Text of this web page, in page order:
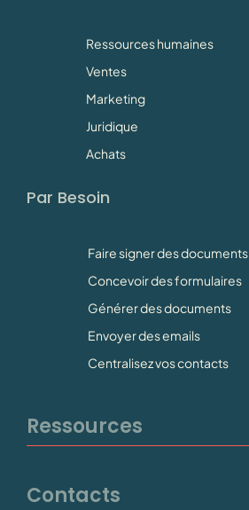
Ressources humaines
Ventes
Marketing
Juridique
Achats
Par Besoin
Faire signer des documents
Concevoir des formulaires
Générer des documents
Envoyer des emails
Centralisez vos contacts
Ressources
Contacts